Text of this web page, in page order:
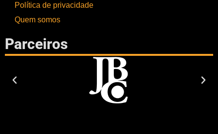
Política de privacidade
Quem somos
Parceiros